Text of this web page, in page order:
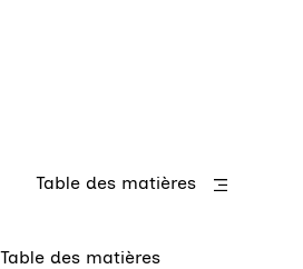
Table des matières
Table des matières